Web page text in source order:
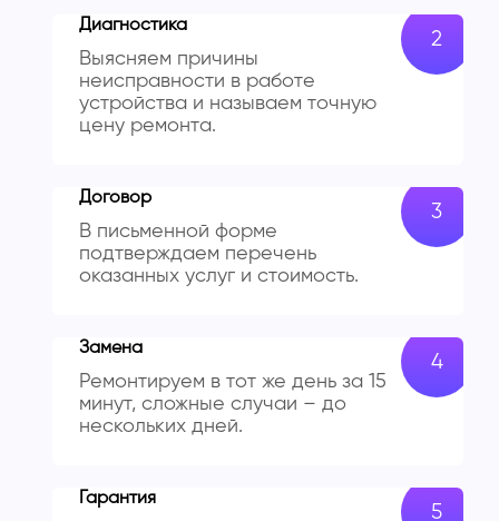
Диагностика
Выясняем причины
неисправности в работе
устройства и называем точную
цену ремонта.
Договор
В письменной форме
подтверждаем перечень
оказанных услуг и стоимость.
Замена
Ремонтируем в тот же день за 15
минут, сложные случаи – до
нескольких дней.
Гарантия